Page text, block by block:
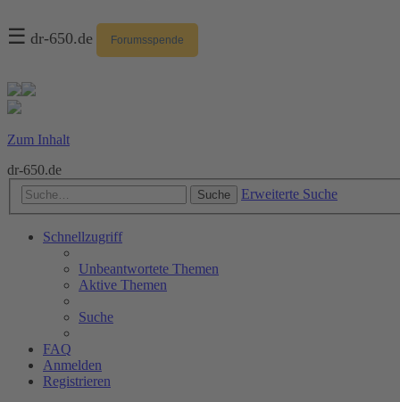
☰ dr-650.de Forumsspende
Zum Inhalt
dr-650.de
Suche Erweiterte Suche
Schnellzugriff
Unbeantwortete Themen
Aktive Themen
Suche
FAQ
Anmelden
Registrieren